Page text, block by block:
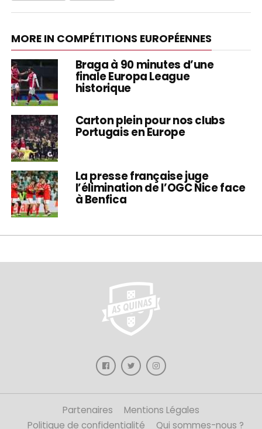
MORE IN COMPÉTITIONS EUROPÉENNES
Braga à 90 minutes d’une
finale Europa League
historique
Carton plein pour nos clubs
Portugais en Europe
La presse française juge
l’élimination de l’OGC Nice face
à Benfica
Partenaires
Mentions Légales
Politique de confidentialité
Qui sommes-nous ?